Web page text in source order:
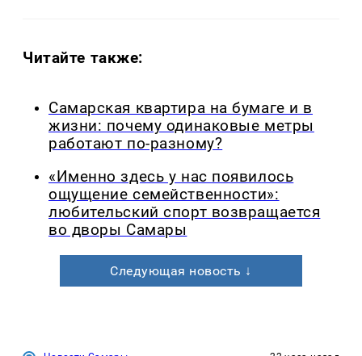
Читайте также:
Самарская квартира на бумаге и в
жизни: почему одинаковые метры
работают по-разному?
«Именно здесь у нас появилось
ощущение семейственности»:
любительский спорт возвращается
во дворы Самары
Следующая новость ↓